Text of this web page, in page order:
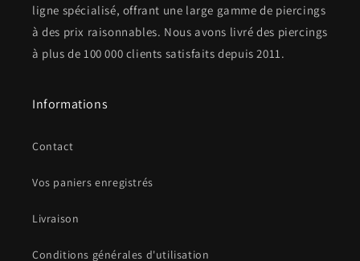
ligne spécialisé, offrant une large gamme de piercings
à des prix raisonnables. Nous avons livré des piercings
à plus de 100 000 clients satisfaits depuis 2011.
Informations
Contact
Vos paniers enregistrés
Livraison
Conditions générales d'utilisation